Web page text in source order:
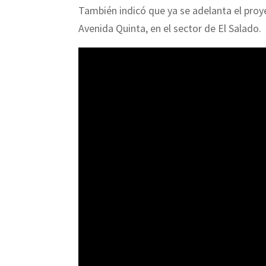
También indicó que ya se adelanta el
Avenida Quinta, en el sector de El Salado.